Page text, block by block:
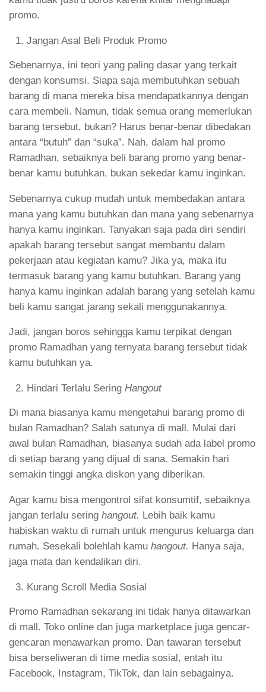
promo.
Jangan Asal Beli Produk Promo
Sebenarnya, ini teori yang paling dasar yang terkait
dengan konsumsi. Siapa saja membutuhkan sebuah
barang di mana mereka bisa mendapatkannya dengan
cara membeli. Namun, tidak semua orang memerlukan
barang tersebut, bukan? Harus benar-benar dibedakan
antara “butuh” dan “suka”. Nah, dalam hal promo
Ramadhan, sebaiknya beli barang promo yang benar-
benar kamu butuhkan, bukan sekedar kamu inginkan.
Sebenarnya cukup mudah untuk membedakan antara
mana yang kamu butuhkan dan mana yang sebenarnya
hanya kamu inginkan. Tanyakan saja pada diri sendiri
apakah barang tersebut sangat membantu dalam
pekerjaan atau kegiatan kamu? Jika ya, maka itu
termasuk barang yang kamu butuhkan. Barang yang
hanya kamu inginkan adalah barang yang setelah kamu
beli kamu sangat jarang sekali menggunakannya.
Jadi, jangan boros sehingga kamu terpikat dengan
promo Ramadhan yang ternyata barang tersebut tidak
kamu butuhkan ya.
Hindari Terlalu Sering Hangout
Di mana biasanya kamu mengetahui barang promo di
bulan Ramadhan? Salah satunya di mall. Mulai dari
awal bulan Ramadhan, biasanya sudah ada label promo
di setiap barang yang dijual di sana. Semakin hari
semakin tinggi angka diskon yang diberikan.
Agar kamu bisa mengontrol sifat konsumtif, sebaiknya
jangan terlalu sering hangout. Lebih baik kamu
habiskan waktu di rumah untuk mengurus keluarga dan
rumah. Sesekali bolehlah kamu hangout. Hanya saja,
jaga mata dan kendalikan diri.
Kurang Scroll Media Sosial
Promo Ramadhan sekarang ini tidak hanya ditawarkan
di mall. Toko online dan juga marketplace juga gencar-
gencaran menawarkan promo. Dan tawaran tersebut
bisa berseliweran di time media sosial, entah itu
Facebook, Instagram, TikTok, dan lain sebagainya.